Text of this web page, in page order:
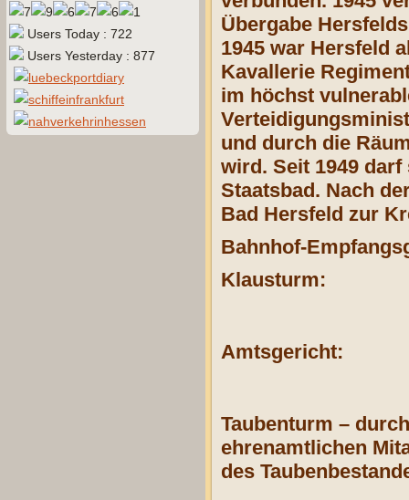
Users Today : 722
Users Yesterday : 877
Übergabe
1945 war Hersfeld
Kavallerie
im höchst
und durch die
wird. Seit 1949
Staatsbad. Nach
Bad Hersfeld zur
Bahnhof-
Klausturm:
Amtsgericht:
Taubenturm –
ehrenamtlichen
des